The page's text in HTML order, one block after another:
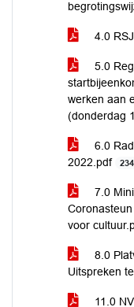
4.0
5.0
werken aan
(donderdag
6.0
2022.pdf
7.0
voor
8.0
Uitspreken
11.0